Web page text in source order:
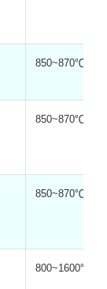
850~870℃
850~870℃
850~870℃
800~1600℃